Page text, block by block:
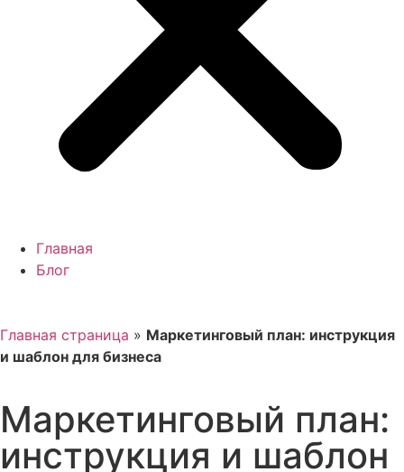
Главная
Блог
Главная страница » Маркетинговый план: инструкция
и шаблон для бизнеса
Маркетинговый план:
инструкция и шаблон